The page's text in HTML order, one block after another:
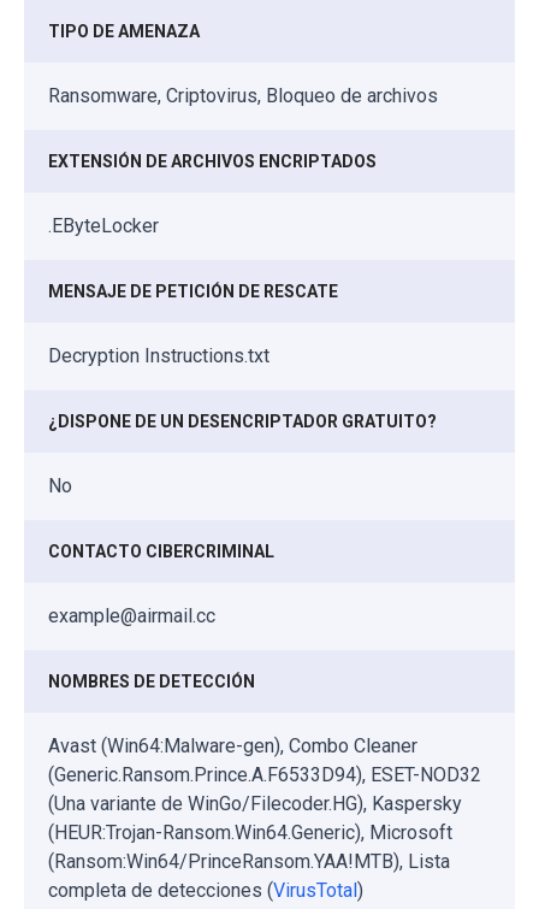
TIPO DE AMENAZA
Ransomware, Criptovirus, Bloqueo de archivos
EXTENSIÓN DE ARCHIVOS ENCRIPTADOS
.EByteLocker
MENSAJE DE PETICIÓN DE RESCATE
Decryption Instructions.txt
¿DISPONE DE UN DESENCRIPTADOR GRATUITO?
No
CONTACTO CIBERCRIMINAL
example@airmail.cc
NOMBRES DE DETECCIÓN
Avast (Win64:Malware-gen), Combo Cleaner
(Generic.Ransom.Prince.A.F6533D94), ESET-NOD32
(Una variante de WinGo/Filecoder.HG), Kaspersky
(HEUR:Trojan-Ransom.Win64.Generic), Microsoft
(Ransom:Win64/PrinceRansom.YAA!MTB), Lista
completa de detecciones (VirusTotal)